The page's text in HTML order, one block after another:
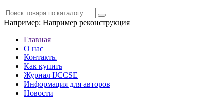
Например: Например реконструкция
Главная
О нас
Контакты
Как купить
Журнал IJCCSE
Информация для авторов
Новости